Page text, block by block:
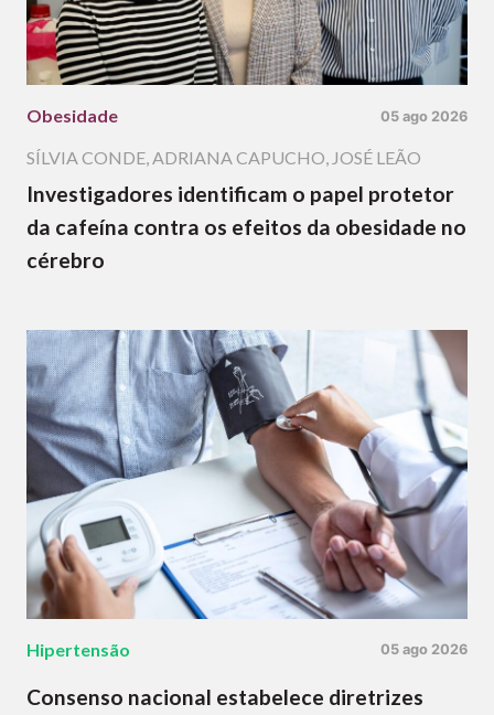
Obesidade 05 ago 2026
SÍLVIA CONDE,ADRIANA CAPUCHO, JOSÉ LEÃO
Investigadores identificam o papel protetor
da cafeína contra os efeitos da obesidade no
cérebro
Hipertensão 05 ago 2026
Consenso nacional estabelece diretrizes